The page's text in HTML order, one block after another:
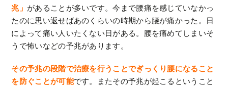
兆」 があることが多いです。今まで腰痛を感じていなかっ
たのに思い返せばあのくらいの時期から腰が痛かった。日
によって痛い人いたくない日がある。腰を痛めてしまいそ
うで怖いなどの予兆があります。
その予兆の段階で治療を行うことでぎっくり腰になること
を防ぐことが可能です。またその予兆が起こるということ